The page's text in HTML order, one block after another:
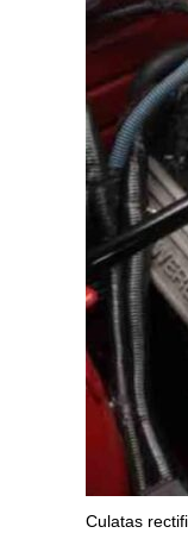
Culatas